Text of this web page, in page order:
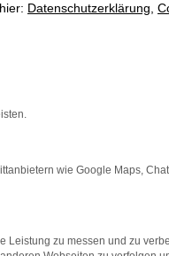
Funktioniert die Seite
Datenschutzerklärung
wie Google Maps,
Leistung zu messen und zu